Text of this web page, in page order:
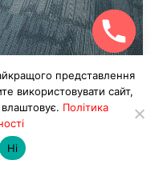
Contour
представлення
використовувати сайт,
Політика
Ні
Hide
chaty